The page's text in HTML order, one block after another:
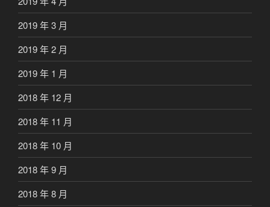
2019 年 3 月
2019 年 2 月
2019 年 1 月
2018 年 12 月
2018 年 11 月
2018 年 10 月
2018 年 9 月
2018 年 8 月